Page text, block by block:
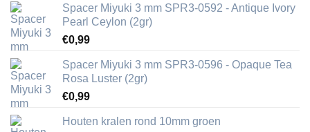
Spacer Miyuki 3 mm SPR3-0592 - Antique Ivory
Pearl Ceylon (2gr)
€0,99
Spacer Miyuki 3 mm SPR3-0596 - Opaque Tea
Rosa Luster (2gr)
€0,99
Houten kralen rond 10mm groen